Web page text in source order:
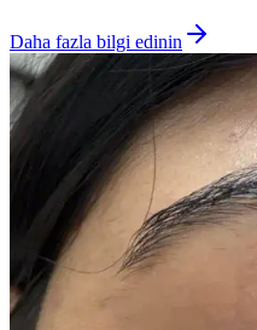
Daha fazla bilgi edinin